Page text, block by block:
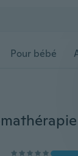
Pour bébé